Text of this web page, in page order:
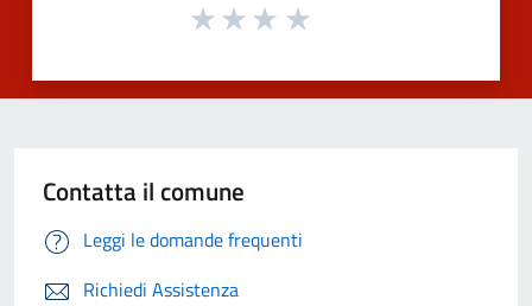
Contatta il comune
Leggi le domande frequenti
Richiedi Assistenza